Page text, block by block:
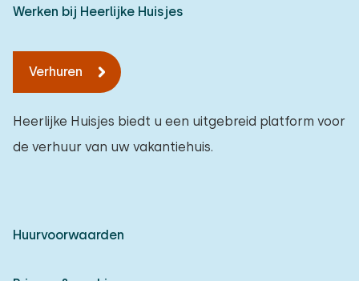
Werken bij Heerlijke Huisjes
Verhuren
Heerlijke Huisjes biedt u een uitgebreid platform voor
de verhuur van uw vakantiehuis.
Huurvoorwaarden